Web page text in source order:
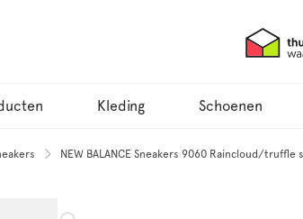
Kleding Schoenen
NEW BALANCE Sneakers 9060 Raincloud/truffle